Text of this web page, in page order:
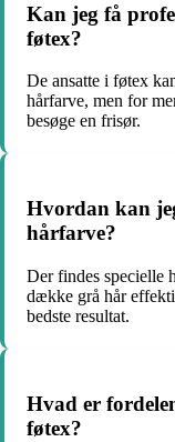
Kan jeg få
føtex?
De ansatte i føtex
hårfarve, men for
besøge en frisør.
Hvordan kan
hårfarve?
Der findes specielle
dække grå hår
bedste resultat.
Hvad er
føtex?